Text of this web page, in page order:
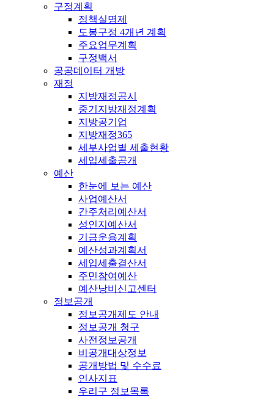
구정계획
정책실명제
도봉구정 4개년 계획
주요업무계획
구정백서
공공데이터 개방
재정
지방재정공시
중기지방재정계획
지방공기업
지방재정365
세부사업별 세출현황
세입세출공개
예산
한눈에 보는 예산
사업예산서
간주처리예산서
성인지예산서
기금운용계획
예산성과계획서
세입세출결산서
주민참여예산
예산낭비신고센터
정보공개
정보공개제도 안내
정보공개 청구
사전정보공개
비공개대상정보
공개방법 및 수수료
인사지표
우리구 정보목록